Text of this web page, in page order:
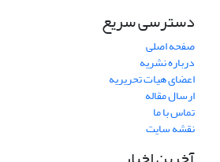
دسترسی سریع
صفحه اصلی
درباره نشریه
اعضای هیات تحریریه
ارسال مقاله
تماس با ما
نقشه سایت